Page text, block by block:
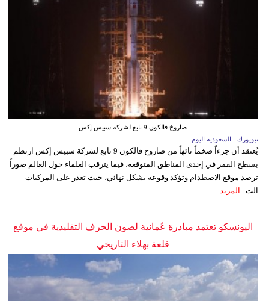
صاروخ فالكون 9 تابع لشركة سبيس إكس
نيويورك - السعودية اليوم
يُعتقد أن جزءاً ضخماً تائهاً من صاروخ فالكون 9 تابع لشركة سبيس إكس ارتطم
بسطح القمر في إحدى المناطق المتوقعة، فيما يترقب العلماء حول العالم صوراً
ترصد موقع الاصطدام وتؤكد وقوعه بشكل نهائي، حيث تعذر على المركبات
الت...
المزيد
اليونسكو تعتمد مبادرة عُمانية لصون الحرف التقليدية في موقع
قلعة بهلاء التاريخي